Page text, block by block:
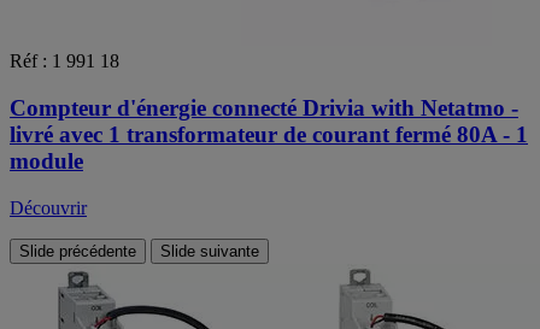
Réf : 1 991 18
Compteur d'énergie connecté Drivia with Netatmo -
livré avec 1 transformateur de courant fermé 80A - 1
module
Découvrir
Slide précédente Slide suivante